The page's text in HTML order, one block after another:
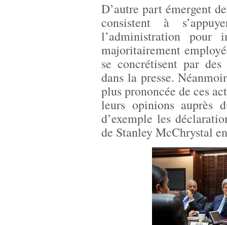
D’autre part émergent
consistent à
l’administration pour
majoritairement
se concrétisent par
dans la presse.
plus prononcée de ces
leurs opinions auprès
d’exemple les
de Stanley McChrystal